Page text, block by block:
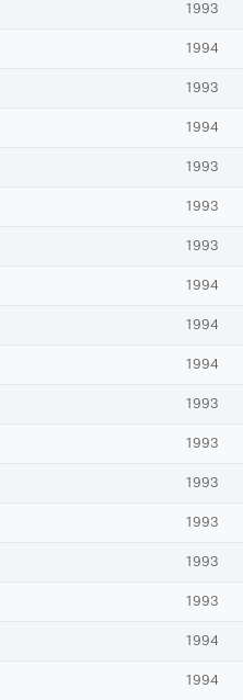
1993
1994
1993
1994
1993
1993
1993
1994
1994
1994
1993
1993
1993
1993
1993
1993
1994
1994